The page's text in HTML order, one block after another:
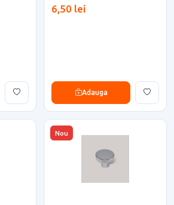
6,50 lei
Adauga
Nou